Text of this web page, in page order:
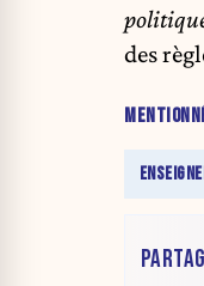
des